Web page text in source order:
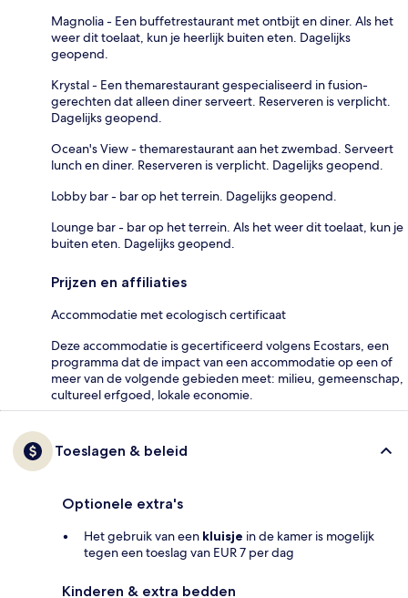
Magnolia - Een buffetrestaurant met ontbijt en diner. Als het
weer dit toelaat, kun je heerlijk buiten eten. Dagelijks
geopend.
Krystal - Een themarestaurant gespecialiseerd in fusion-
gerechten dat alleen diner serveert. Reserveren is verplicht.
Dagelijks geopend.
Ocean's View - themarestaurant aan het zwembad. Serveert
lunch en diner. Reserveren is verplicht. Dagelijks geopend.
Lobby bar - bar op het terrein. Dagelijks geopend.
Lounge bar - bar op het terrein. Als het weer dit toelaat, kun je
buiten eten. Dagelijks geopend.
Prijzen en affiliaties
Accommodatie met ecologisch certificaat
Deze accommodatie is gecertificeerd volgens Ecostars, een
programma dat de impact van een accommodatie op een of
meer van de volgende gebieden meet: milieu, gemeenschap,
cultureel erfgoed, lokale economie.
Toeslagen & beleid
Optionele extra's
Het gebruik van een kluisje in de kamer is mogelijk
tegen een toeslag van EUR 7 per dag
Kinderen & extra bedden